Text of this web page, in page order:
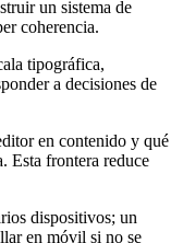
un sistema de
coherencia.
tipográfica,
a decisiones de
en contenido y qué
Esta frontera reduce
dispositivos; un
en móvil si no se